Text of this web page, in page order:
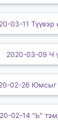
03-11 Түүвэр
2020-03-09 Ч
02-26 Юмсыг
02-14 "Ь"